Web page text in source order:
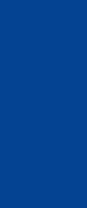
NURAN KÖSE
Ben Deniz